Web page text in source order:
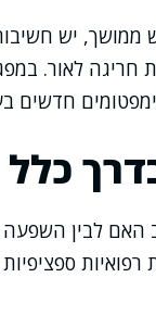
ממושך, יש
חריגה לאור.
חדשים
האם לבין
ספציפיות